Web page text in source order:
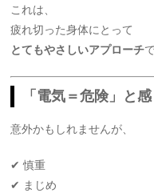
これは、
疲れ切った身体にとって
とてもやさしいアプローチ
「電気＝危険」と
意外かもしれませんが、
✔ 慎重
✔ まじめ